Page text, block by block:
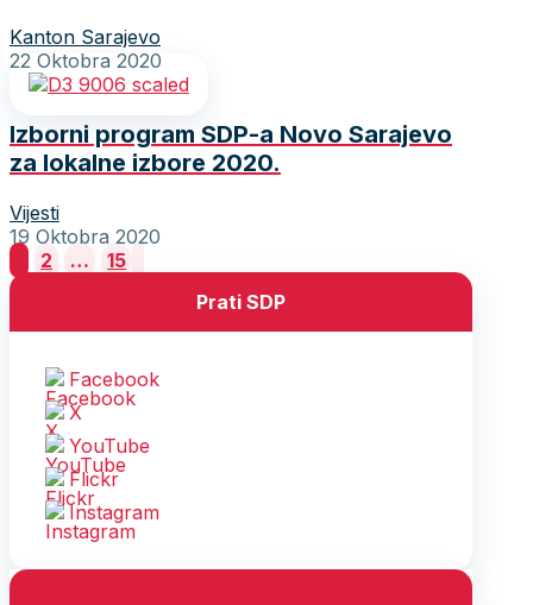
Kanton Sarajevo
22 Oktobra 2020
Izborni program SDP-a Novo Sarajevo
za lokalne izbore 2020.
Vijesti
19 Oktobra 2020
Posts
pagination
2 …
15
Prati SDP
Facebook
X
YouTube
Flickr
Instagram